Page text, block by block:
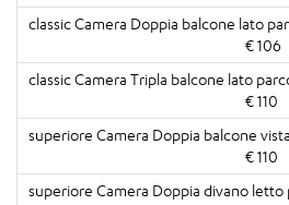
€ 106
€ 110
€ 110